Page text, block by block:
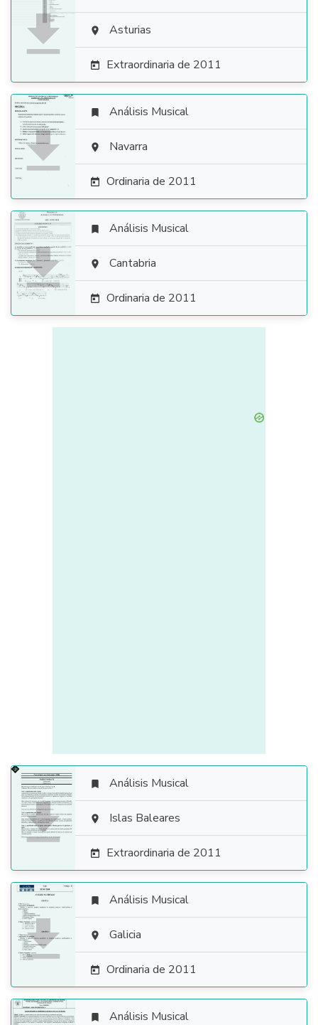
  Asturias
 Extraordinaria de 2011

 Análisis Musical
 Navarra
 Ordinaria de 2011

 Análisis Musical
 Cantabria
 Ordinaria de 2011

 Análisis Musical
 Islas Baleares
 Extraordinaria de 2011

 Análisis Musical
 Galicia
 Ordinaria de 2011
 Análisis Musical